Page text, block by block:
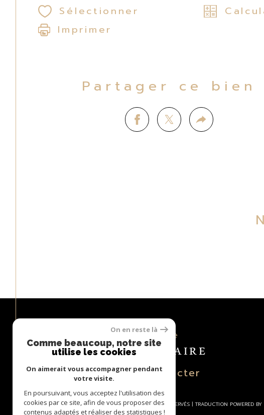
Sélectionner
Imprimer
Partager ce bien
Espace
PROPRIÉTAIRE
se connecter
© 2026 | TOUS DROITS RÉSERVÉS | TRADUCTION POWERED
On en reste là
Comme beaucoup, notre site
utilise les cookies
On aimerait vous accompagner pendant
votre visite.
En poursuivant, vous acceptez l'utilisation des
cookies par ce site, afin de vous proposer des
contenus adaptés et réaliser des statistiques !